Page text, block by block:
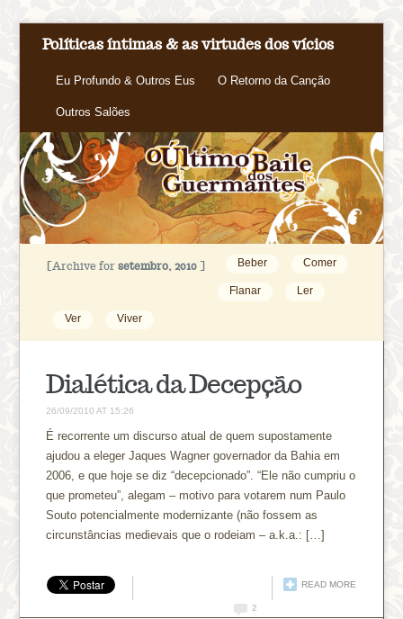
Políticas íntimas & as virtudes dos vícios
Eu Profundo & Outros Eus O Retorno da Canção
Outros Salões
[Archive forsetembro, 2010 ] Beber Comer
Flanar Ler
Ver Viver
Dialética da Decepção
26/09/2010 AT 15:26
É recorrente um discurso atual de quem supostamente
ajudou a eleger Jaques Wagner governador da Bahia em
2006, e que hoje se diz “decepcionado”. “Ele não cumpriu o
que prometeu”, alegam – motivo para votarem num Paulo
Souto potencialmente modernizante (não fossem as
circunstâncias medievais que o rodeiam – a.k.a.: […]
READ MORE
2